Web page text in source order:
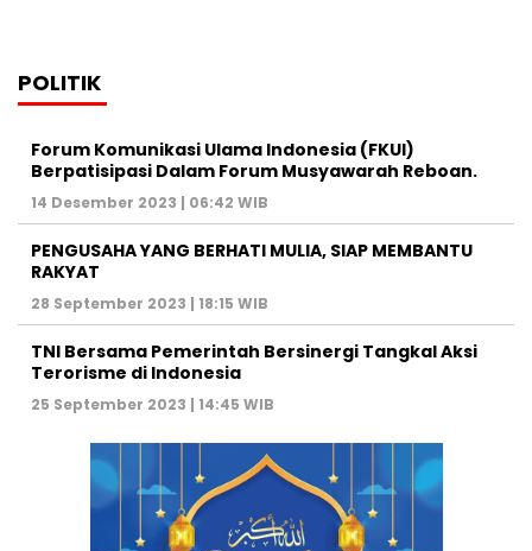
POLITIK
Forum Komunikasi Ulama Indonesia (FKUI)
Berpatisipasi Dalam Forum Musyawarah Reboan.
14 Desember 2023 | 06:42 WIB
PENGUSAHA YANG BERHATI MULIA, SIAP MEMBANTU
RAKYAT
28 September 2023 | 18:15 WIB
TNI Bersama Pemerintah Bersinergi Tangkal Aksi
Terorisme di Indonesia
25 September 2023 | 14:45 WIB